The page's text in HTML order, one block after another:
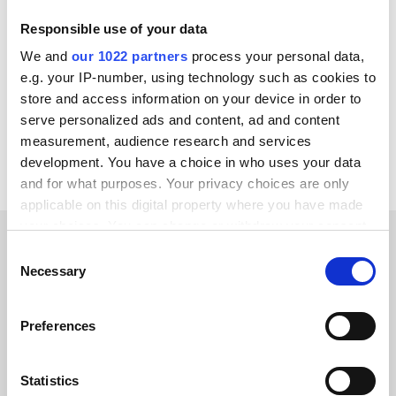
Responsible use of your data
We and our 1022 partners process your personal data,
e.g. your IP-number, using technology such as cookies to
store and access information on your device in order to
serve personalized ads and content, ad and content
measurement, audience research and services
development. You have a choice in who uses your data
and for what purposes. Your privacy choices are only
applicable on this digital property where you have made
the Privacy trigger icon.
Collect information about your geographical location
Identify your device by actively scanning it for
Selection
Necessary
Preferences
Statistics
Microsoft Dynamics 365 F&O
Klarna
Voir toutes les intégrations Cloudfy
Find out why our clients love